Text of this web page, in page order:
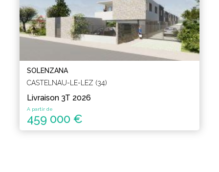
SOLENZANA
CASTELNAU-LE-LEZ (34)
Livraison 3T 2026
A partir de
459 000 €